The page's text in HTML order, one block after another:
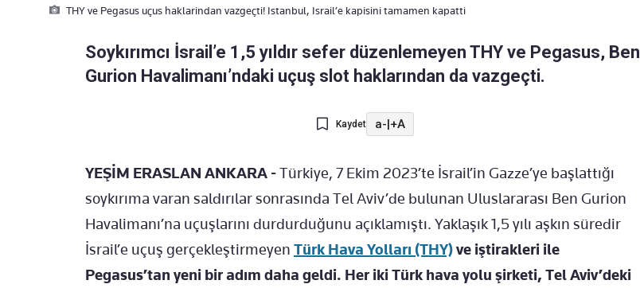
THY ve Pegasus uçus haklarindan vazgeçti! Istanbul, Israil’e kapisini tamamen kapatti
Soykırımcı İsrail’e 1,5 yıldır sefer düzenlemeyen THY ve Pegasus, Ben
Gurion Havalimanı’ndaki uçuş slot haklarından da vazgeçti.
Kaydet a-|+A
YEŞİM ERASLAN ANKARA -Türkiye, 7 Ekim 2023’te İsrail’in Gazze’ye başlattığı
soykırıma varan saldırılar sonrasında Tel Aviv’de bulunan Uluslararası Ben Gurion
Havalimanı’na uçuşlarını durdurduğunu açıklamıştı. Yaklaşık 1,5 yılı aşkın süredir
İsrail’e uçuş gerçekleştirmeyen Türk Hava Yolları (THY)ve iştirakleri ile
Pegasus’tan yeni bir adım daha geldi. Her iki Türk hava yolu şirketi, Tel Aviv’deki